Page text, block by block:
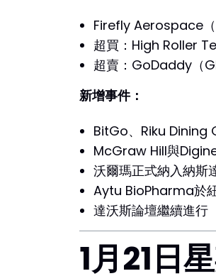
Firefly Aerospace（
超買：High Roller
超賣：GoDaddy（
新增事件：
BitGo、Riku Dining
McGraw Hill與
沃爾瑪正式納入納斯
Aytu BioPharma於
達沃斯論壇繼續進行
1月21日